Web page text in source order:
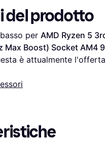
del prodotto
per AMD Ryzen 5
Max Boost) Socket AM4
è attualmente